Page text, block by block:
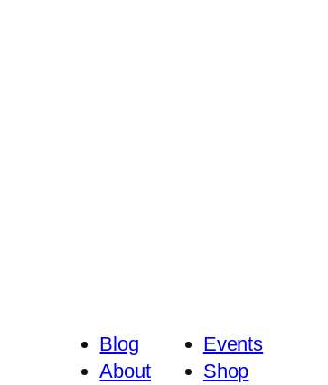
Blog
About
Events
Shop